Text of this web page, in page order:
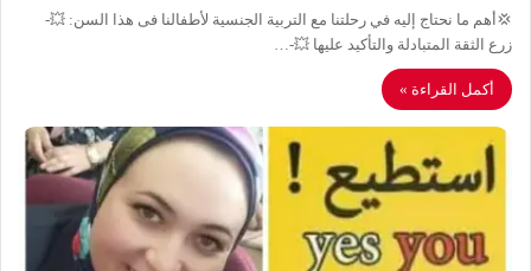
💢أهم ما نحتاج إليه في رحلتنا مع التربية الجنسية لأطفالنا فى هذا السن: 💥-
زرع الثقة المتبادلة والتأكيد عليها 💥-…
أكمل القراءة »